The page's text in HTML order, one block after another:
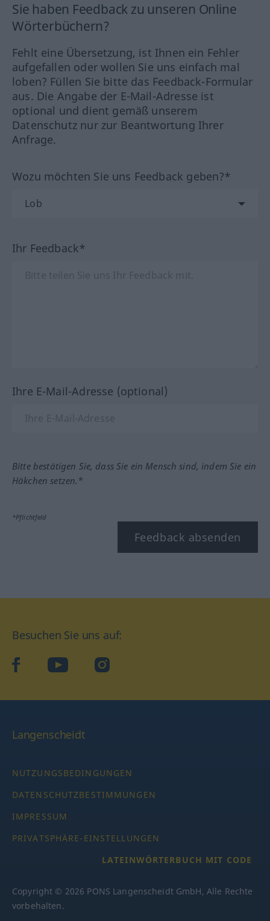
Sie haben Feedback zu unseren Online
Wörterbüchern?
Fehlt eine Übersetzung, ist Ihnen ein Fehler
aufgefallen oder wollen Sie uns einfach mal
loben? Füllen Sie bitte das Feedback-Formular
aus. Die Angabe der E-Mail-Adresse ist
optional und dient gemäß unserem
Datenschutz nur zur Beantwortung Ihrer
Anfrage.
Wozu möchten Sie uns Feedback geben?*
Ihr Feedback*
Ihre E-Mail-Adresse (optional)
Bitte bestätigen Sie, dass Sie ein Mensch sind, indem Sie ein
Häkchen setzen.*
*Pflichtfeld
Feedback absenden
Besuchen Sie uns auf:
facebookYouTube Instagram
Langenscheidt
NUTZUNGSBEDINGUNGEN
DATENSCHUTZBESTIMMUNGEN
IMPRESSUM
PRIVATSPHÄRE-EINSTELLUNGEN
LATEINWÖRTERBUCH MIT CODE
Copyright © 2026 PONS Langenscheidt GmbH, Alle Rechte
vorbehalten.